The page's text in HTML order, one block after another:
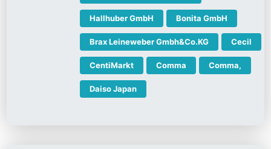
Hallhuber GmbH Bonita GmbH
Brax Leineweber Gmbh&Co.KG Cecil
CentiMarkt Comma Comma,
Daiso Japan